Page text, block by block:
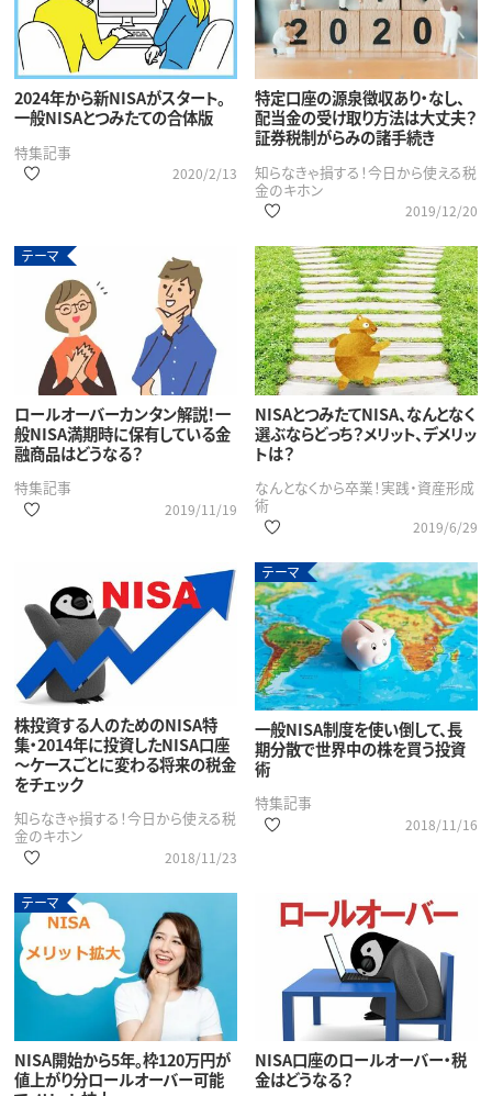
2024年から新NISAがスタート。
一般NISAとつみたての合体版
特集記事
2020/2/13
特定口座の源泉徴収あり・なし、
配当金の受け取り方法は大丈夫？
証券税制がらみの諸手続き
知らなきゃ損する！今日から使える税
金のキホン
2019/12/20
テーマ
ロールオーバーカンタン解説！一
般NISA満期時に保有している金
融商品はどうなる？
特集記事
2019/11/19
NISAとつみたてNISA、なんとなく
選ぶならどっち？メリット、デメリッ
トは？
なんとなくから卒業！実践・資産形成
術
2019/6/29
株投資する人のためのNISA特
集・2014年に投資したNISA口座
～ケースごとに変わる将来の税金
をチェック
知らなきゃ損する！今日から使える税
金のキホン
2018/11/23
テーマ
一般NISA制度を使い倒して、長
期分散で世界中の株を買う投資
術
特集記事
2018/11/16
テーマ
NISA開始から5年。枠120万円が
値上がり分ロールオーバー可能
NISA口座のロールオーバー・税
金はどうなる？